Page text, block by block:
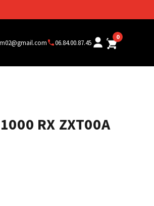
06.84.00.87.45
0
RX ZXT00A